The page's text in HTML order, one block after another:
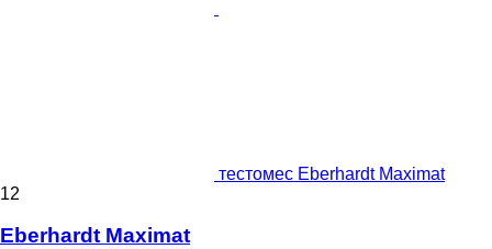
тестомес Eberhardt Maximat
12
Eberhardt Maximat